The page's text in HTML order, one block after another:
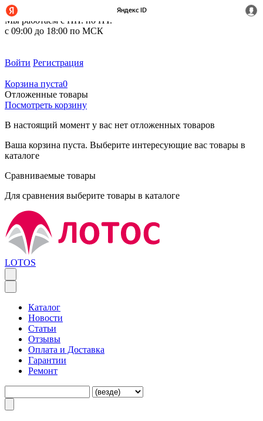
+7 (495) 212-14-37
Мы работаем с ПН. по ПТ.
с 09:00 до 18:00 по МСК
Войти Регистрация
Корзина пуста0
Отложенные товары
Посмотреть корзину
В настоящий момент у вас нет отложенных товаров
Ваша корзина пуста. Выберите интересующие вас товары в
каталоге
Сравниваемые товары
Для сравнения выберите товары в каталоге
LOTOS
Каталог
Новости
Статьи
Отзывы
Оплата и Доставка
Гарантии
Ремонт